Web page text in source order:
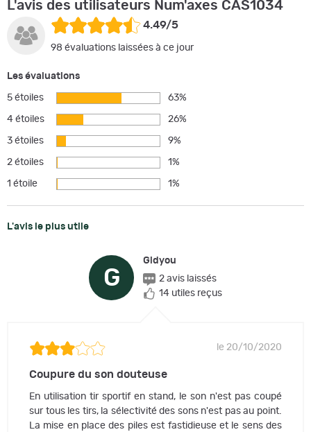
L'avis des utilisateurs Num'axes CAS1034
4.49/5
98 évaluations laissées à ce jour
Les évaluations
5 étoiles 63%
4 étoiles 26%
3 étoiles 9%
2 étoiles 1%
1 étoile 1%
L'avis le plus utile
G
Gidyou
2 avis laissés
14 utiles reçus
le 20/10/2020
Coupure du son douteuse
En utilisation tir sportif en stand, le son n'est pas coupé
sur tous les tirs, la sélectivité des sons n'est pas au point.
La mise en place des piles est fastidieuse et le sens des